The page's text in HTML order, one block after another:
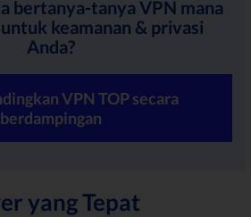
bertanya-tanya VPN mana
keamanan & privasi
Anda?
VPN TOP secara
berdampingan
yang Tepat